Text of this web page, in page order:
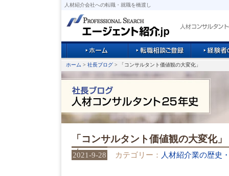
人材紹介会社への転職・就職を橋渡し
ホーム > 社長ブログ > 「コンサルタント価値観の大変化」
「コンサルタント価値観の大変化」
2021-9-28 カテゴリー： 人材紹介業の歴史